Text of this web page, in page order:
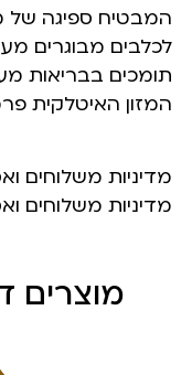
המבטיח ספיגה של
תומכים בבריאות
המזון האיטלקית
מדיניות משלוחים
מדיניות משלוחים
מוצרים